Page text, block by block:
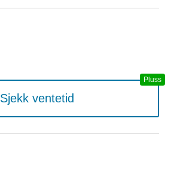
Sjekk ventetid